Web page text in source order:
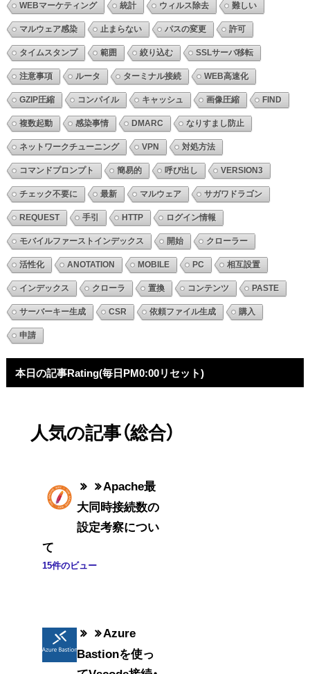
WEBマーケティング 統計 ウィルス除去 難しい
マルウェア感染 止まらない パスの変更 許可
タイムスタンプ 範囲 絞り込む SSLサーバ移転
注意事項 ルータ ターミナル接続 WEB高速化
GZIP圧縮 コンパイル キャッシュ 画像圧縮 FIND
複数起動 感染事情 DMARC なりすまし防止
ネットワークチューニング VPN 対処方法
コマンドプロンプト 簡易的 呼び出し VERSION3
チェック不要に 最新 マルウェア サガワドラゴン
REQUEST 手引 HTTP ログイン情報
モバイルファーストインデックス 開始 クローラー
活性化 ANOTATION MOBILE PC 相互設置
インデックス クローラ 置換 コンテンツ PASTE
サーバーキー生成 CSR 依頼ファイル生成 購入
申請
本日の記事Rating(毎日PM0:00リセット)
人気の記事（総合）
Apache最
大同時接続数の
設定考察につい
て
15件のビュー
Azure
Bastionを使っ